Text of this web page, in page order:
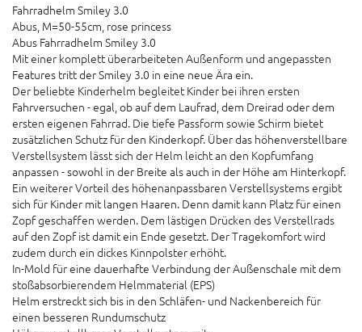
Fahrradhelm Smiley 3.0
Abus, M=50-55cm, rose princess
Abus Fahrradhelm Smiley 3.0
Mit einer komplett überarbeiteten Außenform und angepassten
Features tritt der Smiley 3.0 in eine neue Ära ein.
Der beliebte Kinderhelm begleitet Kinder bei ihren ersten
Fahrversuchen - egal, ob auf dem Laufrad, dem Dreirad oder dem
ersten eigenen Fahrrad. Die tiefe Passform sowie Schirm bietet
zusätzlichen Schutz für den Kinderkopf. Über das höhenverstellbare
Verstellsystem lässt sich der Helm leicht an den Kopfumfang
anpassen - sowohl in der Breite als auch in der Höhe am Hinterkopf.
Ein weiterer Vorteil des höhenanpassbaren Verstellsystems ergibt
sich für Kinder mit langen Haaren. Denn damit kann Platz für einen
Zopf geschaffen werden. Dem lästigen Drücken des Verstellrads
auf den Zopf ist damit ein Ende gesetzt. Der Tragekomfort wird
zudem durch ein dickes Kinnpolster erhöht.
In-Mold für eine dauerhafte Verbindung der Außenschale mit dem
stoßabsorbierendem Helmmaterial (EPS)
Helm erstreckt sich bis in den Schläfen- und Nackenbereich für
einen besseren Rundumschutz